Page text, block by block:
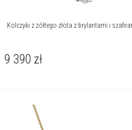
Kolczyki z żółtego złota z brylantami i
9 390 zł